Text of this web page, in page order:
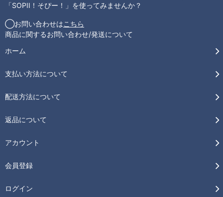
「SOPII！そぴー！」を使ってみませんか？
◯お問い合わせはこちら
商品に関するお問い合わせ/発送について
ホーム
支払い方法について
配送方法について
返品について
アカウント
会員登録
ログイン